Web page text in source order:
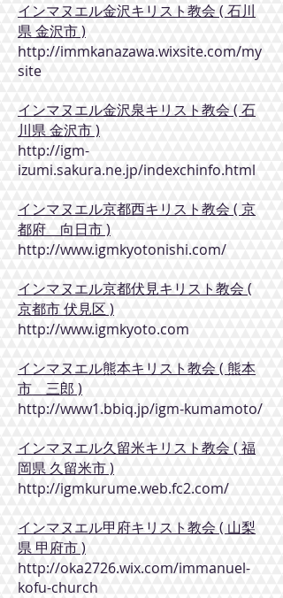
インマヌエル金沢キリスト教会 ( 石川
県 金沢市 )
http://immkanazawa.wixsite.com/my
site
インマヌエル金沢泉キリスト教会 ( 石
川県 金沢市 )
http://igm-
izumi.sakura.ne.jp/indexchinfo.html
インマヌエル京都西キリスト教会 ( 京
都府 向日市 )
http://www.igmkyotonishi.com/
インマヌエル京都伏見キリスト教会 (
京都市 伏見区 )
http://www.igmkyoto.com
インマヌエル熊本キリスト教会 ( 熊本
市 三郎 )
http://www1.bbiq.jp/igm-kumamoto/
インマヌエル久留米キリスト教会 ( 福
岡県 久留米市 )
http://igmkurume.web.fc2.com/
インマヌエル甲府キリスト教会 ( 山梨
県 甲府市 )
http://oka2726.wix.com/immanuel-
kofu-church